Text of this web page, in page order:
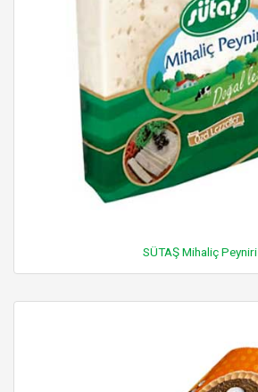
SÜTAŞ Mihaliç Peyniri